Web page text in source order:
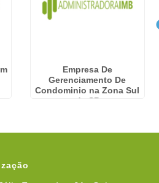
Empresa De
Gerenciamento De
Condominio na Zona Sul
de SP